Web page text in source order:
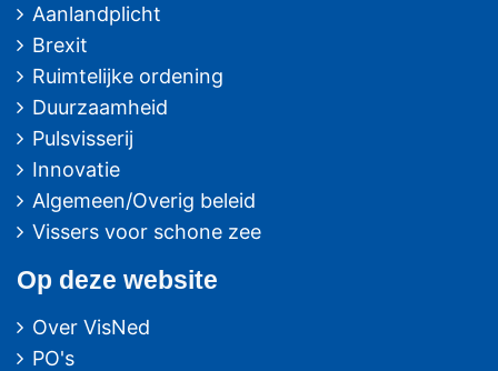
Aanlandplicht
Brexit
Ruimtelijke ordening
Duurzaamheid
Pulsvisserij
Innovatie
Algemeen/Overig beleid
Vissers voor schone zee
Op deze website
Over VisNed
PO's